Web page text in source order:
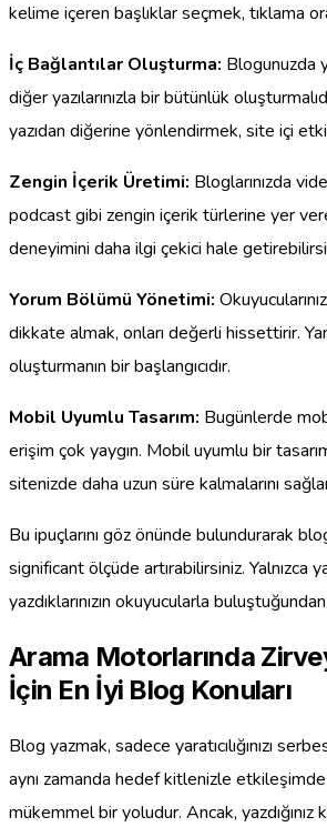
kelime içeren başlıklar seçmek, tıklama
İç Bağlantılar Oluşturma: Blogunuzda
diğer yazılarınızla bir bütünlük
yazıdan diğerine yönlendirmek, site içi
Zengin İçerik Üretimi: Bloglarınızda
podcast gibi zengin içerik türlerine yer
deneyimini daha ilgi çekici hale
Yorum Bölümü Yönetimi:
dikkate almak, onları değerli hissettirir.
oluşturmanın bir başlangıcıdır.
Mobil Uyumlu Tasarım: Bugünlerde
erişim çok yaygın. Mobil uyumlu bir
sitenizde daha uzun süre kalmalarını
Bu ipuçlarını göz önünde bulundurarak
significant ölçüde artırabilirsiniz. Yalnızca
yazdıklarınızın okuyucularla buluştuğundan
Arama Motorlarında
İçin En İyi Blog Konuları
Blog yazmak, sadece yaratıcılığınızı
aynı zamanda hedef kitlenizle etkileşimde
mükemmel bir yoludur. Ancak, yazdığınız